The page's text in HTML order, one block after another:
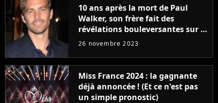
10 ans après la mort de Paul
Walker, son frère fait des
révélations bouleversantes sur la
réaction des acteurs de Fast and
26 novembre 2023
Miss France 2024 : la gagnante
déjà annoncée ! (Et ce n'est pas
un simple pronostic)